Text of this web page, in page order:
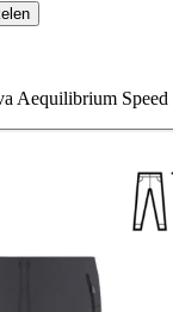
Aequilibrium Speed